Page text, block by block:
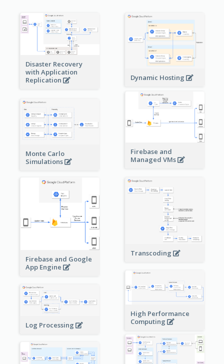
Disaster Recovery
with Application
Replication
Dynamic Hosting
Firebase and
Managed VMs
Monte Carlo
Simulations
Firebase and Google
App Engine
Transcoding
High Performance
Computing
Log Processing